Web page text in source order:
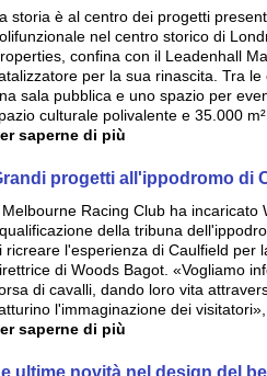
storia è al centro dei progetti
nel centro storico di
confina con il Leadenhall
per la sua rinascita. Tra
sala pubblica e uno spazio per
culturale polivalente e 35.000
saperne di più
progetti all'ippodromo di
Melbourne Racing Club ha
della tribuna
ricreare l'esperienza di Caulfield per
di Woods Bagot. «Vogliamo
di cavalli, dando loro vita
l'immaginazione dei
saperne di più
ultime novità nel design del